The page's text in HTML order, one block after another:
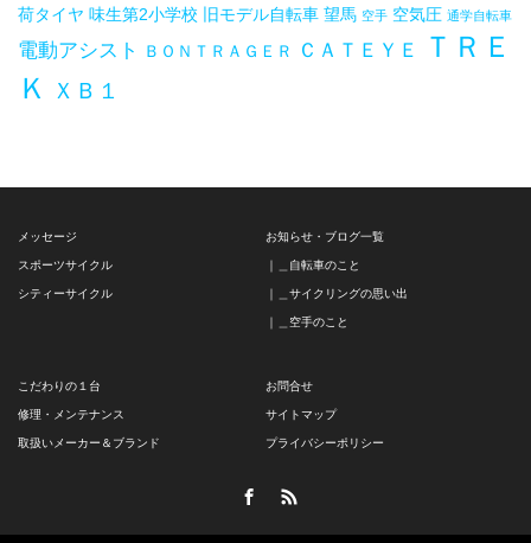
荷タイヤ 味生第2小学校 旧モデル自転車 望馬 空手 空気圧 通学自転車
電動アシスト ＢＯＮＴＲＡＧＥＲ ＣＡＴＥＹＥ
ＴＲＥ
Ｋ
ＸＢ１
メッセージ
スポーツサイクル
シティーサイクル
お知らせ・ブログ一覧
｜＿自転車のこと
｜＿サイクリングの思い出
｜＿空手のこと
こだわりの１台
修理・メンテナンス
取扱いメーカー＆ブランド
お問合せ
サイトマップ
プライバシーポリシー